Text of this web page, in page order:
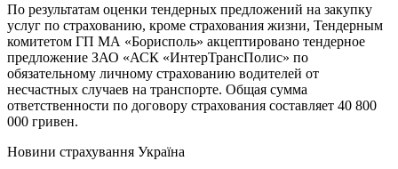
По результатам оценки тендерных предложений на закупку
услуг по страхованию, кроме страхования жизни, Тендерным
комитетом ГП МА «Борисполь» акцептировано тендерное
предложение ЗАО «АСК «ИнтерТрансПолис» по
обязательному личному страхованию водителей от
несчастных случаев на транспорте. Общая сумма
ответственности по договору страхования составляет 40 800
000 гривен.
Новини страхування Україна